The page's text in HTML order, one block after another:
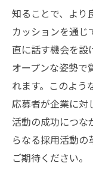
ディス
化
応募者
ン
採用活
ディス
可能性
企業が
知ることで、より
カッションを通じ
直に話す機会を設
オープンな姿勢で
れます。このよう
応募者が企業に対
活動の成功につな
らなる採用活動の
ご期待ください。